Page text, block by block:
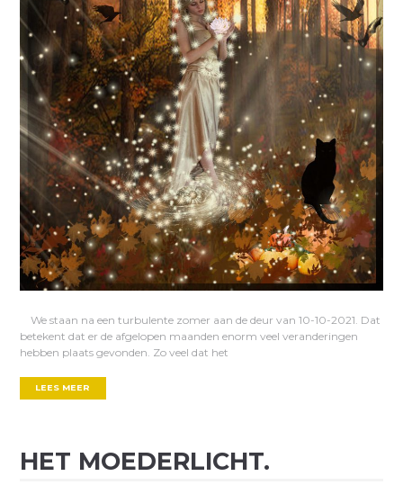
We staan na een turbulente zomer aan de deur van 10-10-2021. Dat
betekent dat er de afgelopen maanden enorm veel veranderingen
hebben plaats gevonden. Zo veel dat het
LEES MEER
HET MOEDERLICHT.